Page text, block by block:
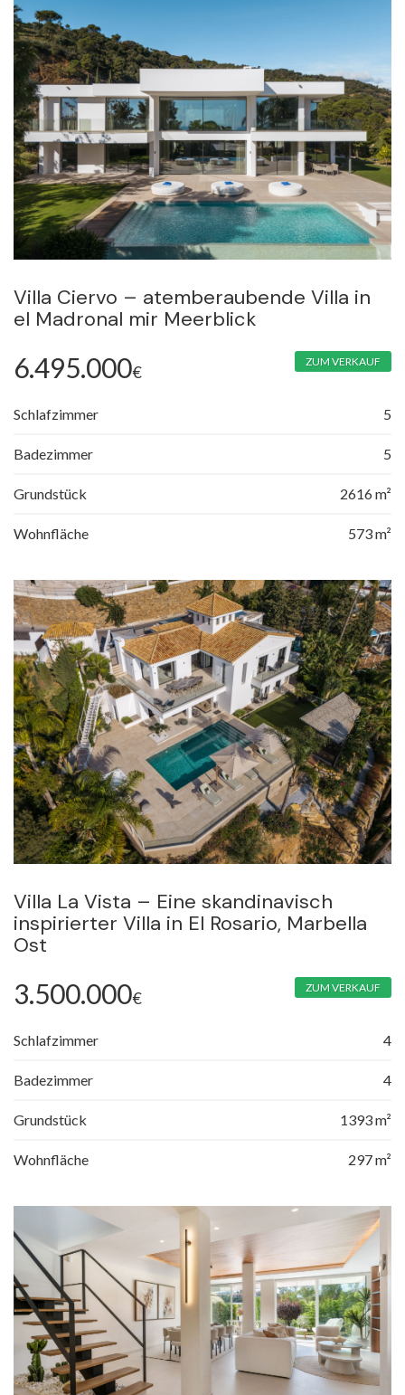
Villa Ciervo – atemberaubende Villa in
el Madronal mir Meerblick
6.495.000€
ZUM VERKAUF
Schlafzimmer 5
Badezimmer 5
Grundstück 2616 m²
Wohnfläche 573 m²
Villa La Vista – Eine skandinavisch
inspirierter Villa in El Rosario, Marbella
Ost
3.500.000€
ZUM VERKAUF
Schlafzimmer 4
Badezimmer 4
Grundstück 1393 m²
Wohnfläche 297 m²